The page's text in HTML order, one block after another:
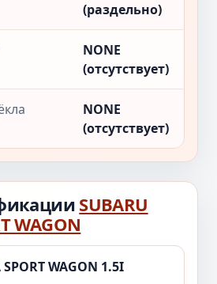
(раздельно)
NONE
(отсутствует)
NONE
(отсутствует)
SUBARU
WAGON
WAGON 1.5I